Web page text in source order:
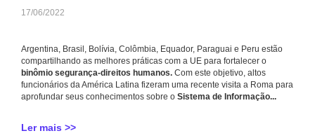
17/06/2022
Argentina, Brasil, Bolívia, Colômbia, Equador, Paraguai e Peru estão
compartilhando as melhores práticas com a UE para fortalecer o
binômio segurança-direitos humanos. Com este objetivo, altos
funcionários da América Latina fizeram uma recente visita a Roma para
aprofundar seus conhecimentos sobre o Sistema de Informação...
Ler mais >>